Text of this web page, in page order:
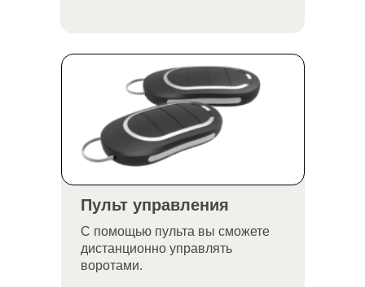
Пульт управления
С помощью пульта вы сможете
дистанционно управлять
воротами.